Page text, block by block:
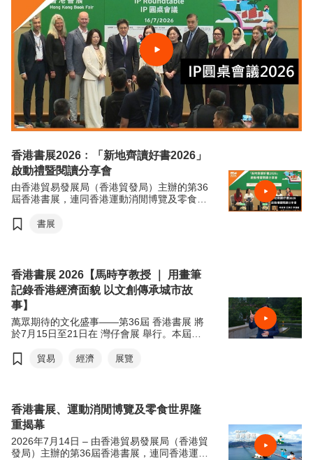
香港書展2026﹕「新地齊讀好書2026」
啟動禮暨閱讀分享會
由香港貿易發展局（香港貿發局）主辦的第36
屆香港書展，連同香港運動消閒博覽及零食世
於香港會議展覽中心舉行。今年三項展覽合共
書展
香港書展 2026【馬時亨教授 ｜ 用畫筆
記錄香港經濟面貌 以文創傳承城市故
事】
萬眾期待的文化盛事——第36屆 香港書展 將
於7月15日至21日在 灣仔會展 舉行。本屆書
領讀者從香港出發，探索世界各地的歷史、文
特別聯同本地藝術家 @messydesks 及過百位
中、小學生，攜手用畫筆記錄香港經濟面貌。
歡迎觀看宣傳短片，率先感受本屆書展的精彩
內容。
貿易 經濟 展覽
香港書展、運動消閒博覽及零食世界隆
重揭幕
2026年7月14日 – 由香港貿易發展局（香港貿
發局）主辦的第36屆香港書展，連同香港運動